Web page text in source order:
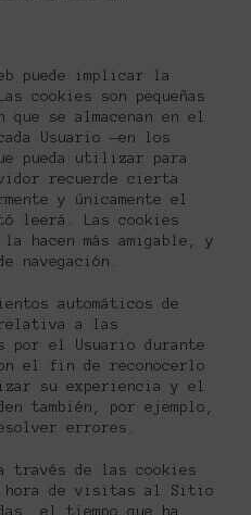
puede implicar la
cookies son pequeñas
que se almacenan en el
Usuario —en los
pueda utilizar para
recuerde cierta
y únicamente el
leerá. Las cookies
hacen más amigable, y
navegación.
automáticos de
relativa a las
por el Usuario durante
el fin de reconocerlo
su experiencia y el
también, por ejemplo,
errores.
través de las cookies
hora de visitas al Sitio
el tiempo que ha